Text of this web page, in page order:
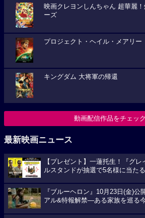
映画クレヨンしんちゃん 超華麗
ーズ
プロジェクト・ヘイル・メアリー
キングダム 大将軍の帰還
動画配信作品をチェック
最新映画ニュース
【プレゼント】一蓮托生！『グ
ルスタンドが抽選で5名様に当たる
『ブルーヘロン』10月23日(金)公
アル&特報解禁―ある家族を巡る